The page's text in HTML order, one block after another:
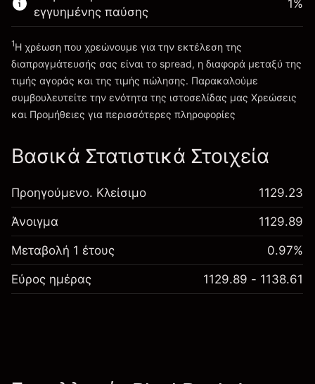
εγγυημένης παύσης
Χρεώσεις και Τέλη
1 %
1Η χρέωση που χρεώνουμε για την εκτέλεση της
διαπραγμάτευσής σας είναι το spread, η διαφορά μεταξύ της
τιμής αγοράς και της τιμής πώλησης. Παρακαλούμε
συμβουλευτείτε την ενότητα της ιστοσελίδας μας Χρεώσεις
και Προμήθειες για περισσότερες πληροφορίες
Βασικά Στατιστικά Στοιχεία
Προηγούμενο. Κλείσιμο 1129.23
Άνοιγμα 1129.89
Μεταβολή 1 έτους 0.97%
Εύρος ημέρας 1129.89 - 1138.61